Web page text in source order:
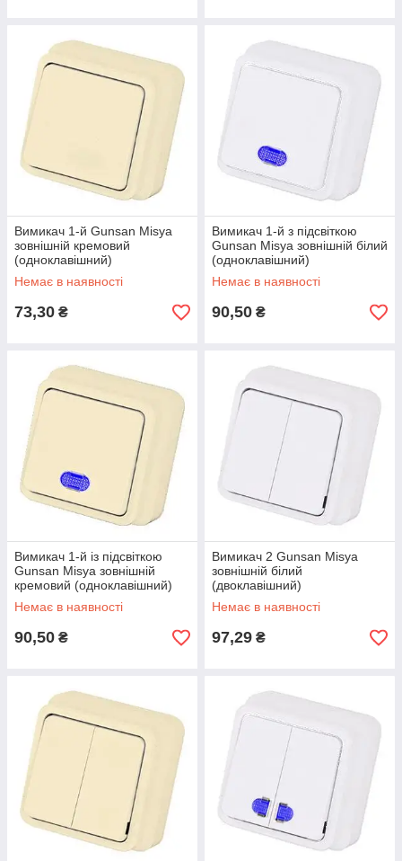
Вимикач 1-й Gunsan Misya
зовнішній кремовий
(одноклавішний)
Немає в наявності
73,30 ₴
Вимикач 1-й з підсвіткою
Gunsan Misya зовнішній білий
(одноклавішний)
Немає в наявності
90,50 ₴
Вимикач 1-й із підсвіткою
Gunsan Misya зовнішній
кремовий (одноклавішний)
Немає в наявності
90,50 ₴
Вимикач 2 Gunsan Misya
зовнішній білий
(двоклавішний)
Немає в наявності
97,29 ₴